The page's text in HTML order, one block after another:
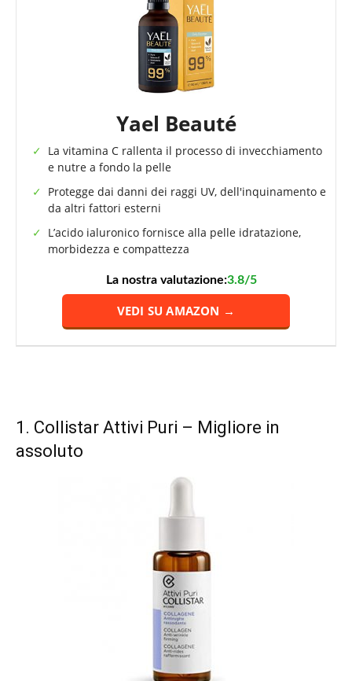
Yael Beauté
La vitamina C rallenta il processo di invecchiamento
e nutre a fondo la pelle
Protegge dai danni dei raggi UV, dell'inquinamento e
da altri fattori esterni
L’acido ialuronico fornisce alla pelle idratazione,
morbidezza e compattezza
La nostra valutazione:3.8/5
VEDI SU AMAZON →
1. Collistar Attivi Puri – Migliore in
assoluto